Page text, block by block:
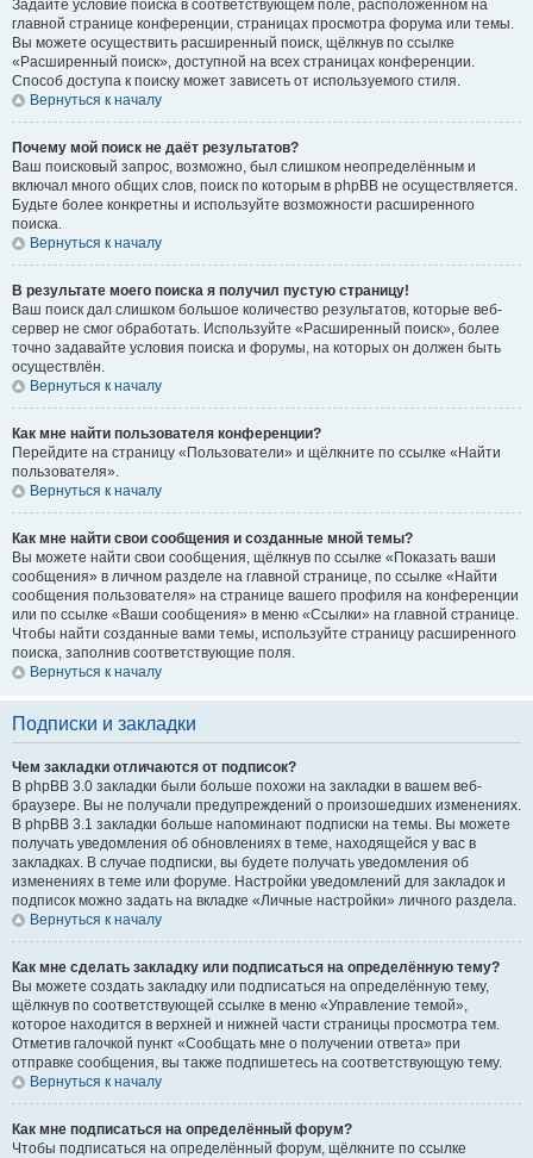
Задайте условие поиска в соответствующем поле, расположенном на
главной странице конференции, страницах просмотра форума или темы.
Вы можете осуществить расширенный поиск, щёлкнув по ссылке
«Расширенный поиск», доступной на всех страницах конференции.
Способ доступа к поиску может зависеть от используемого стиля.
Вернуться к началу
Почему мой поиск не даёт результатов?
Ваш поисковый запрос, возможно, был слишком неопределённым и
включал много общих слов, поиск по которым в phpBB не осуществляется.
Будьте более конкретны и используйте возможности расширенного
поиска.
Вернуться к началу
В результате моего поиска я получил пустую страницу!
Ваш поиск дал слишком большое количество результатов, которые веб-
сервер не смог обработать. Используйте «Расширенный поиск», более
точно задавайте условия поиска и форумы, на которых он должен быть
осуществлён.
Вернуться к началу
Как мне найти пользователя конференции?
Перейдите на страницу «Пользователи» и щёлкните по ссылке «Найти
пользователя».
Вернуться к началу
Как мне найти свои сообщения и созданные мной темы?
Вы можете найти свои сообщения, щёлкнув по ссылке «Показать ваши
сообщения» в личном разделе на главной странице, по ссылке «Найти
сообщения пользователя» на странице вашего профиля на конференции
или по ссылке «Ваши сообщения» в меню «Ссылки» на главной странице.
Чтобы найти созданные вами темы, используйте страницу расширенного
поиска, заполнив соответствующие поля.
Вернуться к началу
Подписки и закладки
Чем закладки отличаются от подписок?
В phpBB 3.0 закладки были больше похожи на закладки в вашем веб-
браузере. Вы не получали предупреждений о произошедших изменениях.
В phpBB 3.1 закладки больше напоминают подписки на темы. Вы можете
получать уведомления об обновлениях в теме, находящейся у вас в
закладках. В случае подписки, вы будете получать уведомления об
изменениях в теме или форуме. Настройки уведомлений для закладок и
подписок можно задать на вкладке «Личные настройки» личного раздела.
Вернуться к началу
Как мне сделать закладку или подписаться на определённую тему?
Вы можете создать закладку или подписаться на определённую тему,
щёлкнув по соответствующей ссылке в меню «Управление темой»,
которое находится в верхней и нижней части страницы просмотра тем.
Отметив галочкой пункт «Сообщать мне о получении ответа» при
отправке сообщения, вы также подпишетесь на соответствующую тему.
Вернуться к началу
Как мне подписаться на определённый форум?
Чтобы подписаться на определённый форум, щёлкните по ссылке